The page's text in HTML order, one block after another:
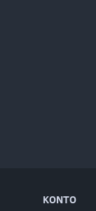
KONTO